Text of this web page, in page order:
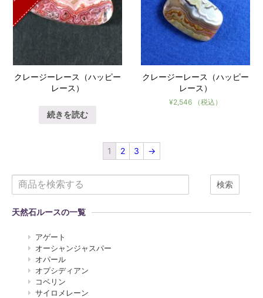
クレージーレース（ハッピー
レース）
続きを読む
クレージーレース（ハッピー
レース）
¥2,546 （税込）
1 2 3 →
検索
天然石ルースの一覧
アゲート
オーシャンジャスパー
オパール
オプシディアン
コベリン
サイロメレーン